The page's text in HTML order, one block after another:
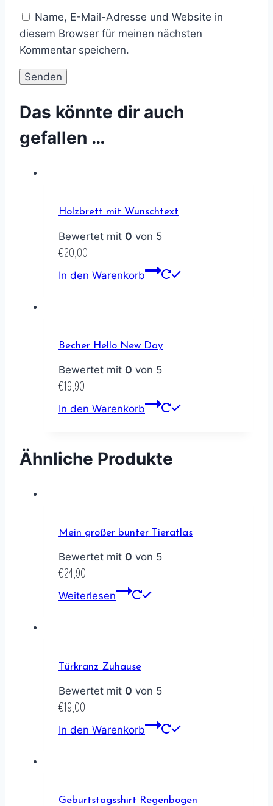
Name, E-Mail-Adresse und Website in
diesem Browser für meinen nächsten
Kommentar speichern.
Das könnte dir auch
gefallen …
Holzbrett mit Wunschtext
Bewertet mit 0 von 5
€20,00
In den Warenkorb
Becher Hello New Day
Bewertet mit 0 von 5
€19,90
In den Warenkorb
Ähnliche Produkte
Mein großer bunter Tieratlas
Bewertet mit 0 von 5
€24,90
Weiterlesen
Türkranz Zuhause
Bewertet mit 0 von 5
€19,00
In den Warenkorb
Geburtstagsshirt Regenbogen